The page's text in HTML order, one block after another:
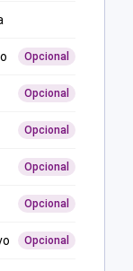
Opcional
Opcional
Opcional
Opcional
Opcional
Opcional